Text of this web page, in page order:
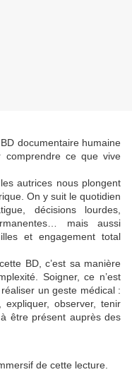
documentaire humaine
comprendre ce que vive
autrices nous plongent
On y suit le quotidien
décisions lourdes,
mais aussi
et engagement total
BD, c’est sa manière
Soigner, ce n’est
un geste médical :
expliquer, observer, tenir
être présent auprès des
de cette lecture.